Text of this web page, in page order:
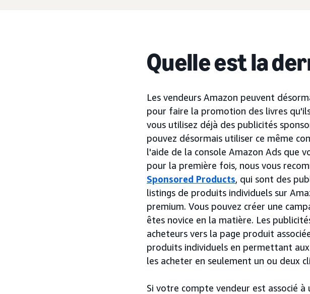
Quelle est la
Les vendeurs Amazon peuvent
pour faire la promotion des livres
vous utilisez déjà des publicités
pouvez désormais utiliser ce même
l'aide de la console Amazon Ads que
pour la première fois, nous vous
Sponsored Products, qui sont des
listings de produits individuels sur
premium. Vous pouvez créer une
êtes novice en la matière. Les
acheteurs vers la page produit
produits individuels en permettant
les acheter en seulement un ou deux
Si votre compte vendeur est associé